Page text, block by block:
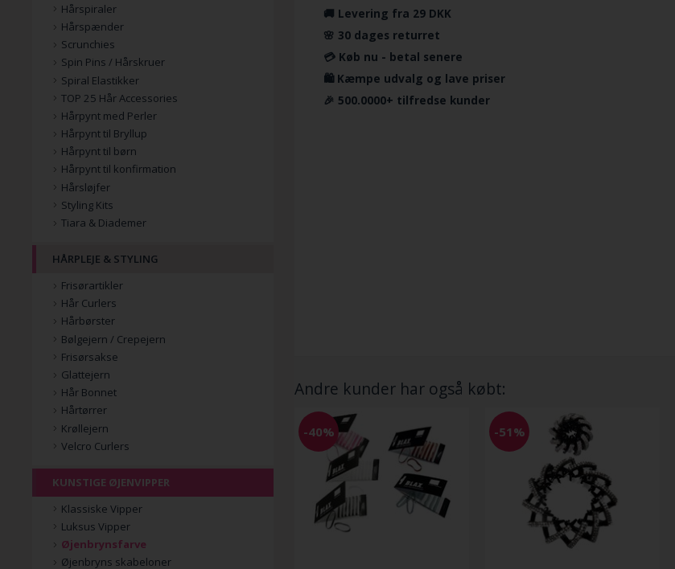
🚚 Levering fra 29 DKK
🌸 30 dages returret
💳 Køb nu - betal senere
🛍️ Kæmpe udvalg og lave priser
🎉 500.0000+ tilfredse kunder
Andre kunder har også købt:
-40% -51%
Hårspiraler
Hårspænder
Scrunchies
Spin Pins / Hårskruer
Spiral Elastikker
TOP 25 Hår Accessories
Hårpynt med Perler
Hårpynt til Bryllup
Hårpynt til børn
Hårpynt til konfirmation
Hårsløjfer
Styling Kits
Tiara & Diademer
HÅRPLEJE & STYLING
Frisørartikler
Hår Curlers
Hårbørster
Bølgejern / Crepejern
Frisørsakse
Glattejern
Hår Bonnet
Hårtørrer
Krøllejern
Velcro Curlers
KUNSTIGE ØJENVIPPER
Klassiske Vipper
Luksus Vipper
Øjenbrynsfarve
Øjenbryns skabeloner